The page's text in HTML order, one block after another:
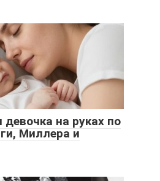
девочка на руках по
Миллера и